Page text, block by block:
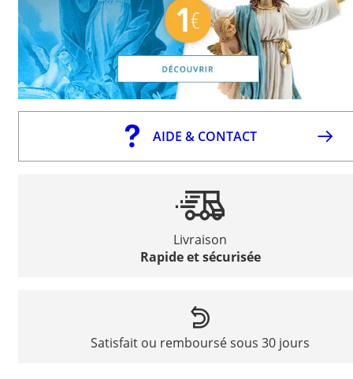
AIDE & CONTACT
Livraison
Rapide et sécurisée
Satisfait ou remboursé sous 30 jours